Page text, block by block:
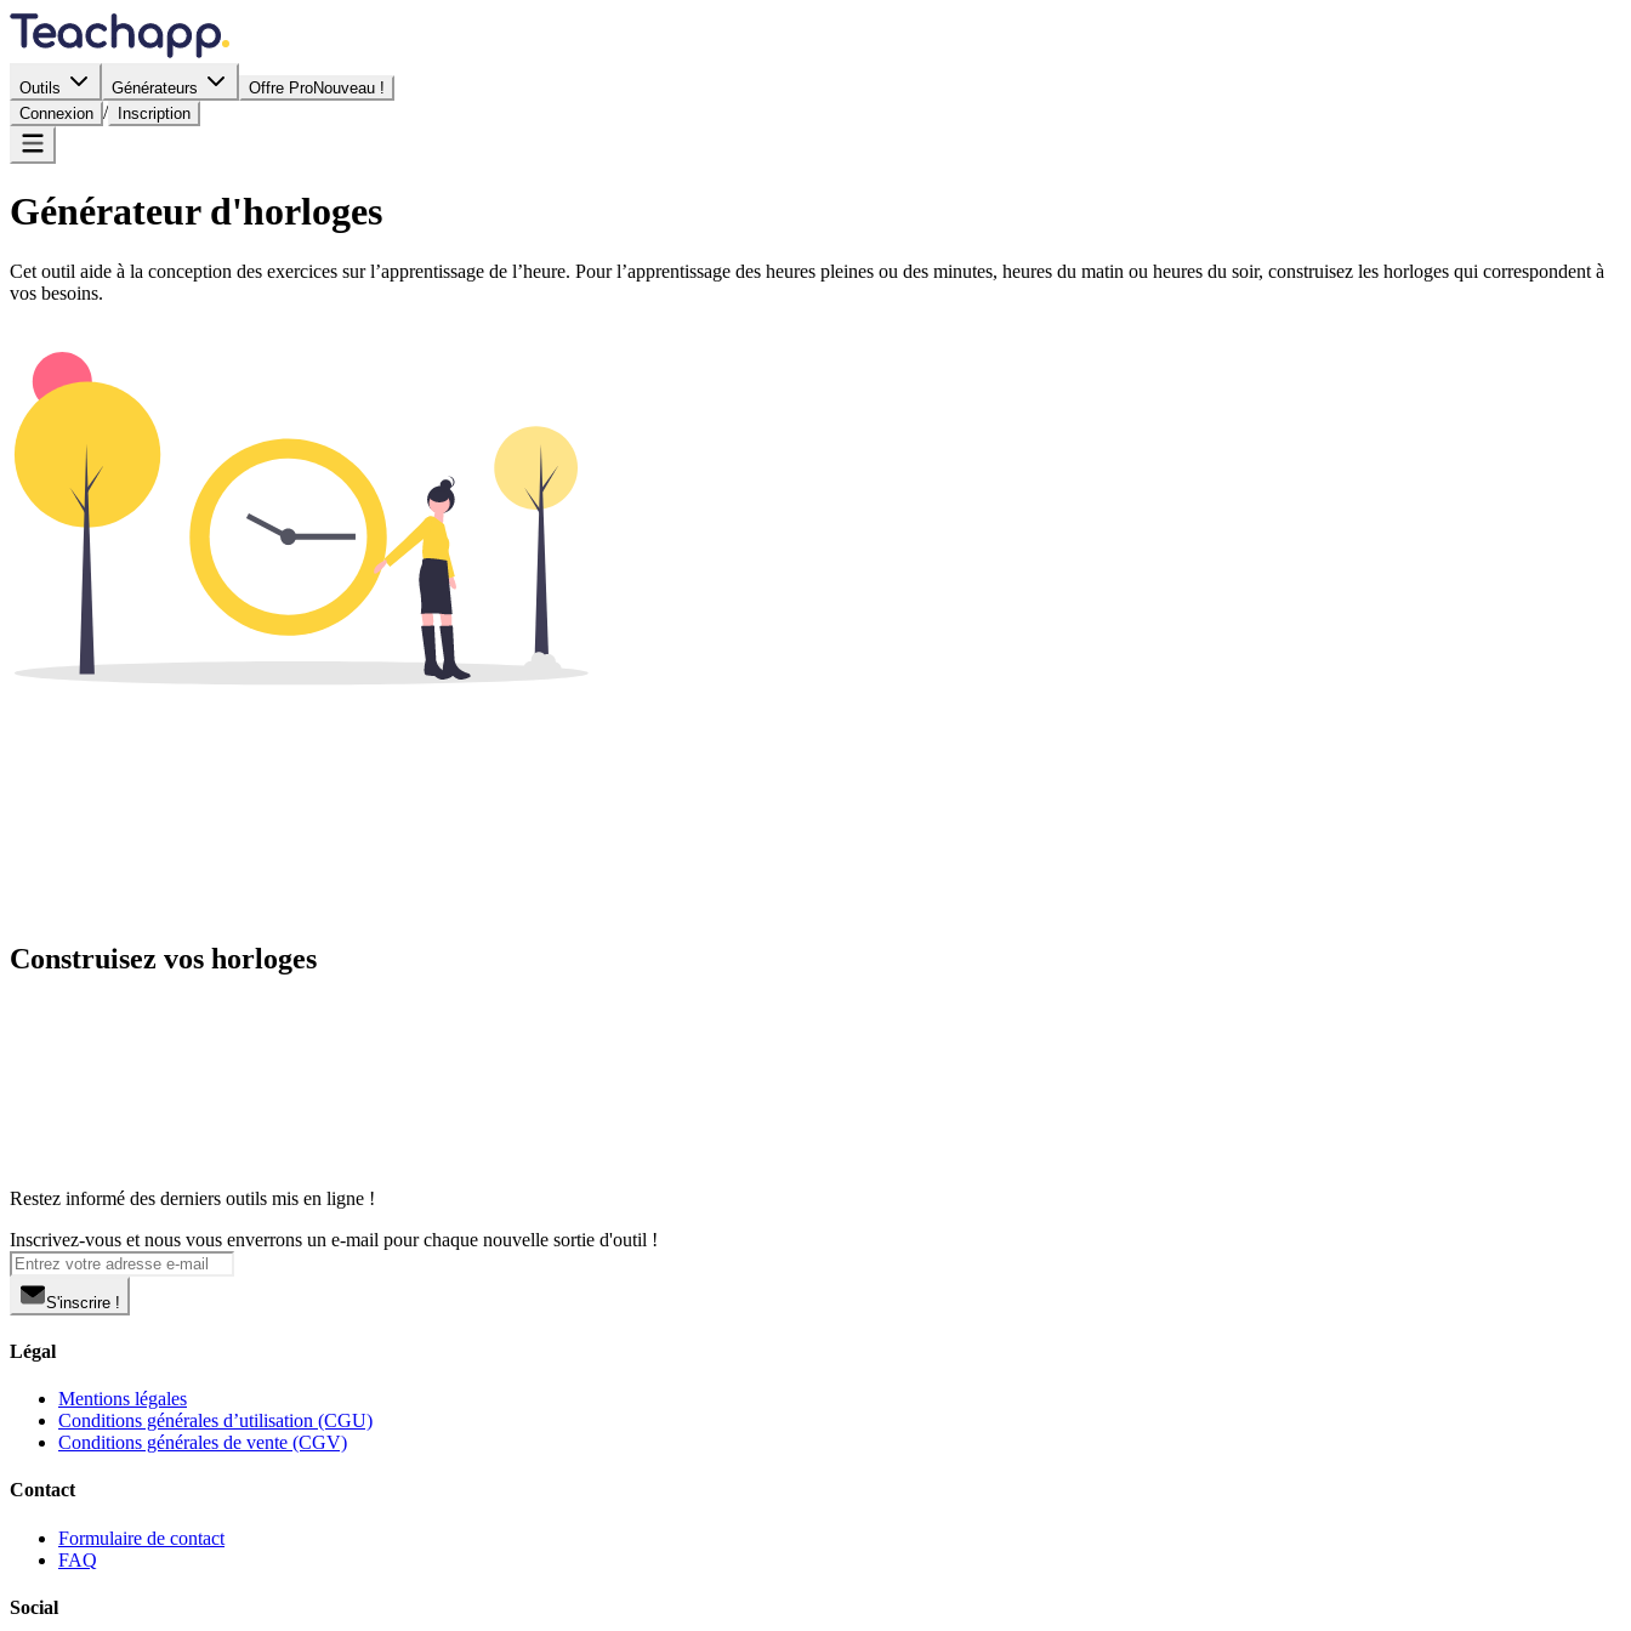
Outils Générateurs Offre ProNouveau !
Connexion / Inscription
Générateur d'horloges
Cet outil aide à la conception des exercices sur l’apprentissage de l’heure. Pour l’apprentissage des heures pleines ou des minutes, heures du matin ou heures du soir, construisez les horloges qui correspondent à
vos besoins.
Construisez vos horloges
Restez informé des derniers outils mis en ligne !
Inscrivez-vous et nous vous enverrons un e-mail pour chaque nouvelle sortie d'outil !
S'inscrire !
Légal
Mentions légales
Conditions générales d’utilisation (CGU)
Conditions générales de vente (CGV)
Contact
Formulaire de contact
FAQ
Social